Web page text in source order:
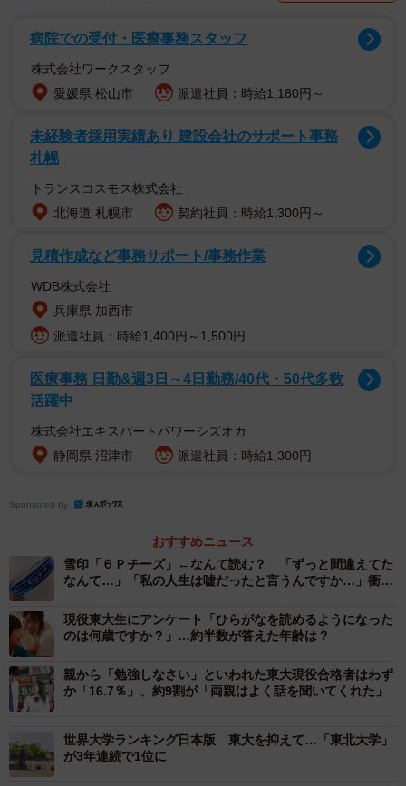
す。
【Worldwide IQ Test】2022年の最新データ（提供画像）
それによると世界で最も知能の高い国は「台湾」（平均
IQ：116.07）でした。次いで2位「日本」（平均IQ：
112.69）、3位「ハンガリー」（平均IQ：111.42）、4位
「韓国」（平均IQ：111.36）という結果になりました。
なお、同社によると台湾は受験者数が少ないため、スコア
やすい状態」だといいます、一方で日本は多くの人がテス
トを受けて正確なデータが得られているといい、「日本の
集計結果は説得力の高いものである可能性が高い」と説明
しています。また、データをグラフを用いて比較すると、
日本のIQ平均点は世界の平均点よりも高く、標準偏差が小
さくなっていることが分かったといいます。また、日本人
は問題解決や意思決定に非常にたけているというデータも
病院での受付・医療事務スタッフ
株式会社ワークスタッフ
愛媛県 松山市
派遣社員：時給1,180円～
未経験者採用実績あり 建設会社のサポート事務
札幌
トランスコスモス株式会社
北海道 札幌市
契約社員：時給1,300円～
見積作成など事務サポート/事務作業
WDB株式会社
兵庫県 加西市
派遣社員：時給1,400円～1,500円
医療事務 日勤&週3日～4日勤務/40代・50代多数
活躍中
株式会社エキスパートパワーシズオカ
静岡県 沼津市
派遣社員：時給1,300円
Sponsored by
おすすめニュース
雪印「６Ｐチーズ」←なんて読む？ 「ずっと間違えてた
なんて…」「私の人生は嘘だったと言うんですか…」衝撃
現役東大生にアンケート「ひらがなを読めるようになった
のは何歳ですか？」…約半数が答えた年齢は？
親から「勉強しなさい」といわれた東大現役合格者はわず
か「16.7％」、約9割が「両親はよく話を聞いてくれた」
世界大学ランキング日本版 東大を抑えて…「東北大学」
が3年連続で1位に